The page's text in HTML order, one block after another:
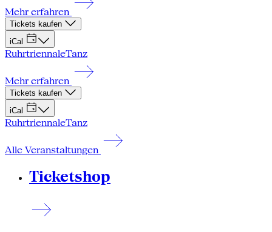
Mehr erfahren
Tickets kaufen
iCal
RuhrtriennaleTanz
Mehr erfahren
Tickets kaufen
iCal
RuhrtriennaleTanz
Alle Veranstaltungen
Ticketshop